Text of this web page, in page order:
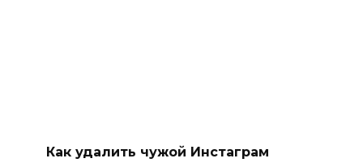
Как удалить чужой Инстаграм